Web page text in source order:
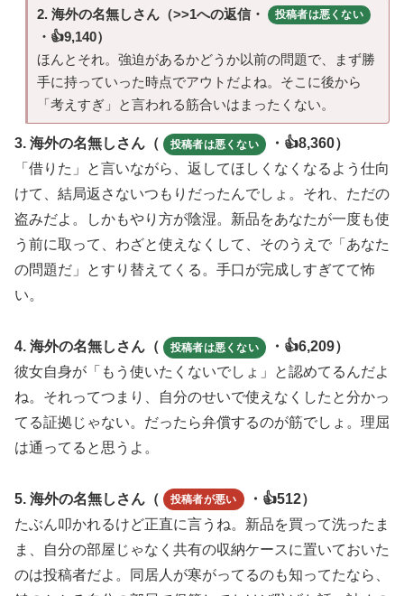
2. 海外の名無しさん（>>1への返信・ 投稿者は悪くない
・👍9,140）
ほんとそれ。強迫があるかどうか以前の問題で、まず勝
手に持っていった時点でアウトだよね。そこに後から
「考えすぎ」と言われる筋合いはまったくない。
3. 海外の名無しさん（ 投稿者は悪くない
・👍8,360）
「借りた」と言いながら、返してほしくなくなるよう仕向
けて、結局返さないつもりだったんでしょ。それ、ただの
盗みだよ。しかもやり方が陰湿。新品をあなたが一度も使
う前に取って、わざと使えなくして、そのうえで「あなた
の問題だ」とすり替えてくる。手口が完成しすぎてて怖
い。
4. 海外の名無しさん（ 投稿者は悪くない
・👍6,209）
彼女自身が「もう使いたくないでしょ」と認めてるんだよ
ね。それってつまり、自分のせいで使えなくしたと分かっ
てる証拠じゃない。だったら弁償するのが筋でしょ。理屈
は通ってると思うよ。
5. 海外の名無しさん（ 投稿者が悪い
・👍512）
たぶん叩かれるけど正直に言うね。新品を買って洗ったま
ま、自分の部屋じゃなく共有の収納ケースに置いておいた
のは投稿者だよ。同居人が寒がってるのも知ってたなら、